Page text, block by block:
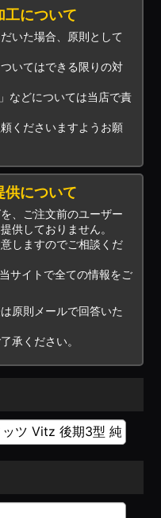
工について
いた場合、原則として
いてはできる限りの対
などについては当店で責
くださいますようお願
供について
、ご注文前のユーザー
供しておりません。
しますのでご相談くだ
サイトで全ての情報をご
原則メールで回答いた
承ください。